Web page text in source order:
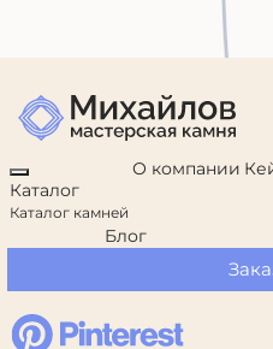
Каталог
Каталог камней
О компании
Блог